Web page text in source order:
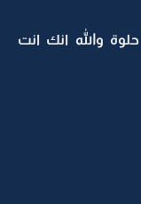
والله انك انت